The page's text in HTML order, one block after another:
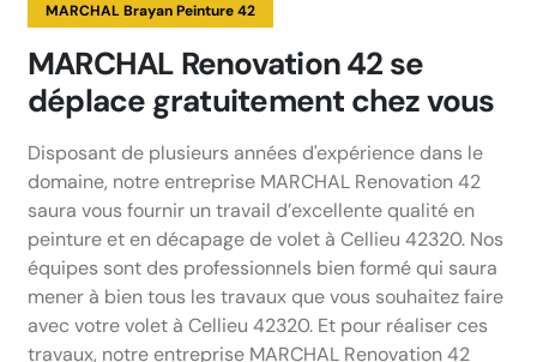
MARCHAL Brayan Peinture 42
MARCHAL Renovation 42 se
déplace gratuitement chez vous
Disposant de plusieurs années d'expérience dans le
domaine, notre entreprise MARCHAL Renovation 42
saura vous fournir un travail d’excellente qualité en
peinture et en décapage de volet à Cellieu 42320. Nos
équipes sont des professionnels bien formé qui saura
mener à bien tous les travaux que vous souhaitez faire
avec votre volet à Cellieu 42320. Et pour réaliser ces
travaux, notre entreprise MARCHAL Renovation 42